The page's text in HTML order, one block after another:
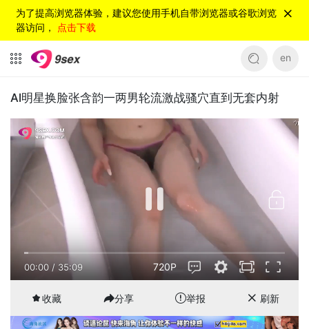
为了提高浏览器体验，建议您使用手机自带浏览器或谷歌浏览
器访问， 点击下载
en
Al明星换脸张含韵一两男轮流激战骚穴直到无套内射
00:00 / 35:09 720P
收藏 分享 举报 刷新